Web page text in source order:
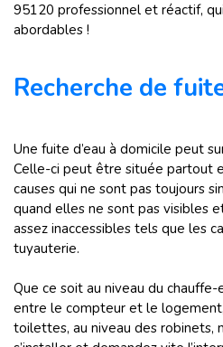
95120 professionnel et réactif,
abordables !
Recherche de
Une fuite d’eau à domicile peut
Celle-ci peut être située partout
causes qui ne sont pas toujours
quand elles ne sont pas visibles
assez inaccessibles tels que les
tuyauterie.
Que ce soit au niveau du
entre le compteur et le
toilettes, au niveau des robinets,